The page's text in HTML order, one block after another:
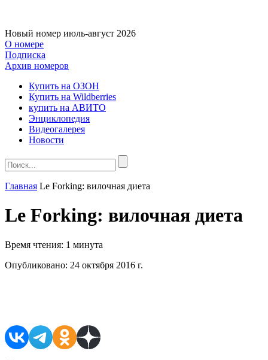
Новый номер июль-август 2026
О номере
Подписка
Архив номеров
Купить на ОЗОН
Купить на Wildberries
купить на АВИТО
Энциклопедия
Видеогалерея
Новости
Главная Le Forking: вилочная диета
Le Forking: вилочная диета
Время чтения: 1 минута
Опубликовано: 24 октября 2016 г.